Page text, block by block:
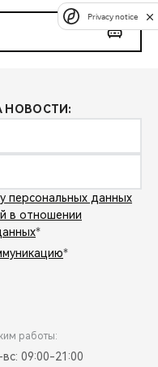
НОВОСТИ:
персональных данных
в отношении
*
*
работы:
09:00-21:00
Privacy notice